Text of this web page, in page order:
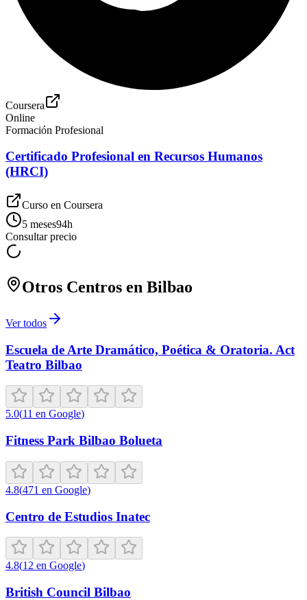
Coursera
Online
Formación Profesional
Certificado Profesional en Recursos Humanos
(HRCI)
Curso en Coursera
5 meses94h
Consultar precio
Otros Centros en Bilbao
Ver todos
Escuela de Arte Dramático, Poética & Oratoria. Act
Teatro Bilbao
5.0(11 en Google)
Fitness Park Bilbao Bolueta
4.8(471 en Google)
Centro de Estudios Inatec
4.8(12 en Google)
British Council Bilbao